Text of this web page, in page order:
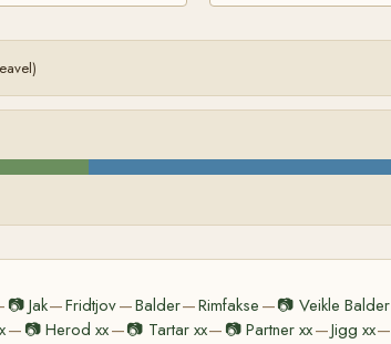
📷Jak—Fridtjov—Balder—Rimfakse —📷 Veikle Balder
— 📷Herod xx—📷 Tartar xx— 📷Partner xx—Jigg xx—